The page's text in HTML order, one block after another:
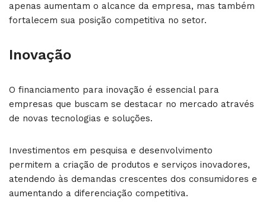
apenas aumentam o alcance da empresa, mas também
fortalecem sua posição competitiva no setor.
Inovação
O financiamento para inovação é essencial para
empresas que buscam se destacar no mercado através
de novas tecnologias e soluções.
Investimentos em pesquisa e desenvolvimento
permitem a criação de produtos e serviços inovadores,
atendendo às demandas crescentes dos consumidores e
aumentando a diferenciação competitiva.